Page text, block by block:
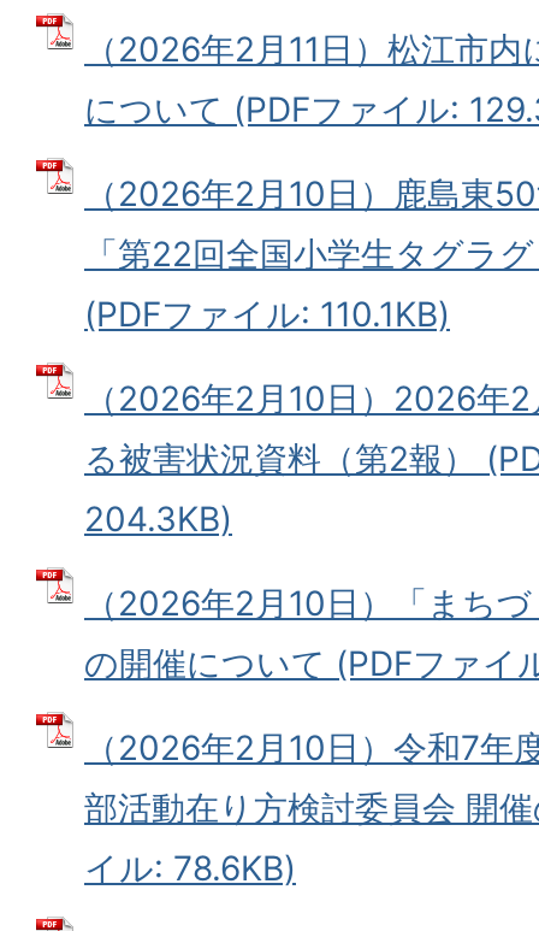
（2026年2月11日）松江市
について (PDFファイル:
（2026年2月10日）鹿島東
「第22回全国小学生タグラ
(PDFファイル: 110.1KB)
（2026年2月10日）2026年
る被害状況資料（第2報）
204.3KB)
（2026年2月10日）「まち
の開催について (PDFファイ
（2026年2月10日）令和7年
部活動在り方検討委員会 開
イル: 78.6KB)